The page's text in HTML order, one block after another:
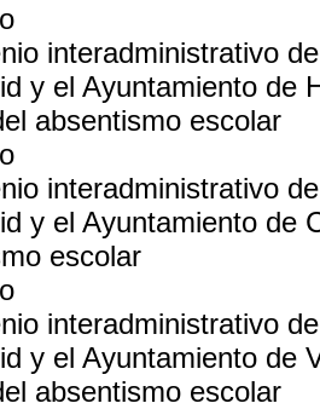
interadministrativo
y el Ayuntamiento de
absentismo escolar
interadministrativo
y el Ayuntamiento de
escolar
interadministrativo
y el Ayuntamiento de
absentismo escolar